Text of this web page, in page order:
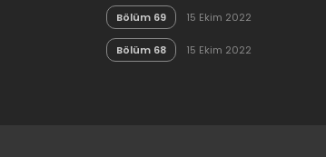
Bölüm 69 15 Ekim 2022
Bölüm 68 15 Ekim 2022